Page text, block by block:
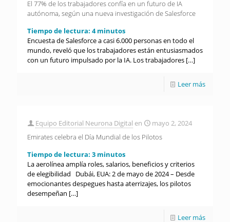
El 77% de los trabajadores confía en un futuro de IA
autónoma, según una nueva investigación de Salesforce
Tiempo de lectura: 4 minutos
Encuesta de Salesforce a casi 6.000 personas en todo el
mundo, reveló que los trabajadores están entusiasmados
con un futuro impulsado por la IA. Los trabajadores […]
Leer más
Equipo Editorial Neurona Digital en
mayo 2, 2024
Emirates celebra el Día Mundial de los Pilotos
Tiempo de lectura: 3 minutos
La aerolínea amplía roles, salarios, beneficios y criterios
de elegibilidad Dubái, EUA: 2 de mayo de 2024 – Desde
emocionantes despegues hasta aterrizajes, los pilotos
desempeñan […]
Leer más